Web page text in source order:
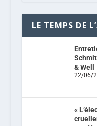
LE TEMPS DE
& Well
22/06/
«